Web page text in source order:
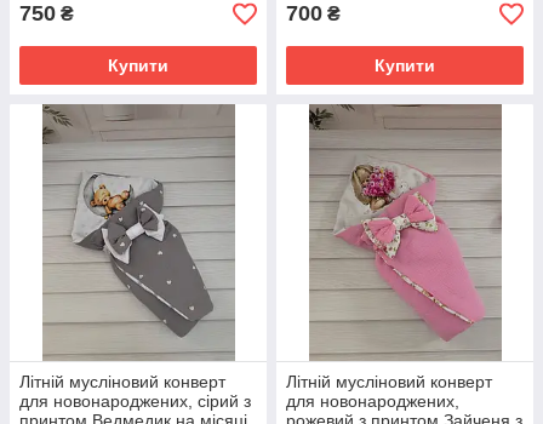
750 ₴
Купити
700 ₴
Купити
Літній мусліновий конверт
для новонароджених, сірий з
Літній мусліновий конверт
для новонароджених,